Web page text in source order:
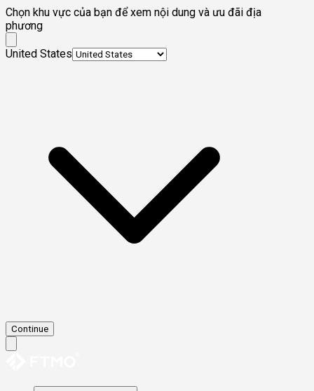
Chọn khu vực của bạn để xem nội dung và ưu đãi địa
phương
United States
Continue